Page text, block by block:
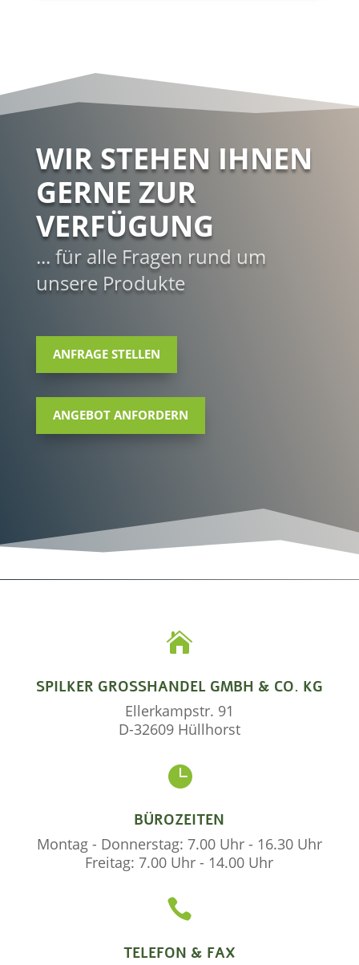
WIR STEHEN IHNEN
GERNE ZUR
VERFÜGUNG
... für alle Fragen rund um
unsere Produkte
ANFRAGE STELLEN
ANGEBOT ANFORDERN

SPILKER GROSSHANDEL GMBH & CO. KG
Ellerkampstr. 91
D-32609 Hüllhorst

BÜROZEITEN
Montag - Donnerstag: 7.00 Uhr - 16.30 Uhr
Freitag: 7.00 Uhr - 14.00 Uhr

TELEFON & FAX